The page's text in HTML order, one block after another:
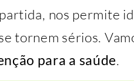
nos permite
tornem sérios.
para a saúde.